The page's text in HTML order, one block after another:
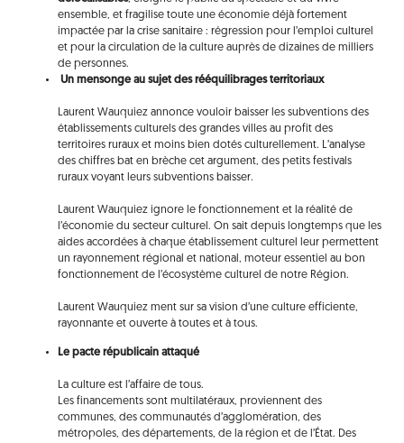
ensemble, et fragilise toute une économie déjà fortement
impactée par la crise sanitaire : régression pour l’emploi culturel
et pour la circulation de la culture auprès de dizaines de milliers
de personnes.
Un mensonge au sujet des rééquilibrages territoriaux
Laurent Wauquiez annonce vouloir baisser les subventions des
établissements culturels des grandes villes au profit des
territoires ruraux et moins bien dotés culturellement. L’analyse
des chiffres bat en brèche cet argument, des petits festivals
ruraux voyant leurs subventions baisser.
Laurent Wauquiez ignore le fonctionnement et la réalité de
l’économie du secteur culturel. On sait depuis longtemps que les
aides accordées à chaque établissement culturel leur permettent
un rayonnement régional et national, moteur essentiel au bon
fonctionnement de l’écosystème culturel de notre Région.
Laurent Wauquiez ment sur sa vision d’une culture efficiente,
rayonnante et ouverte à toutes et à tous.
Le pacte républicain attaqué
La culture est l’affaire de tous.
Les financements sont multilatéraux, proviennent des
communes, des communautés d’agglomération, des
métropoles, des départements, de la région et de l’État. Des